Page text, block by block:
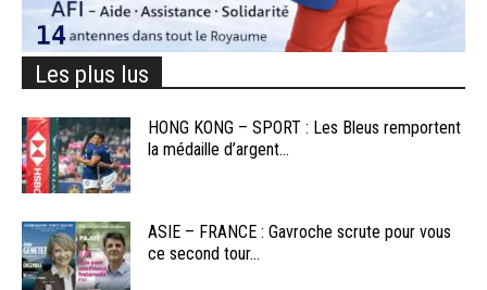
Les plus lus
HONG KONG – SPORT : Les Bleus remportent
la médaille d’argent...
ASIE – FRANCE : Gavroche scrute pour vous
ce second tour...